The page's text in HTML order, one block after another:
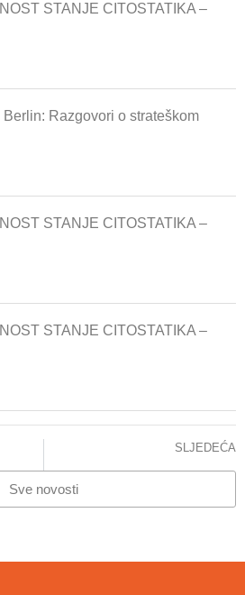
STANJE CITOSTATIKA –
Razgovori o strateškom
STANJE CITOSTATIKA –
STANJE CITOSTATIKA –
SLJEDEĆA
Sve novosti